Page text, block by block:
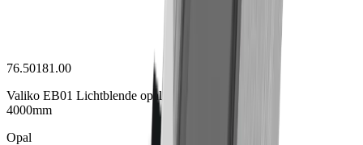
76.50181.00
Valiko EB01 Lichtblende opal
4000mm
Opal